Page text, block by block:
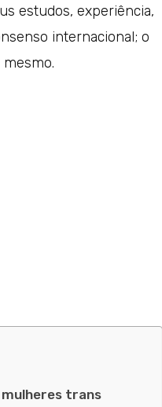
estudos, experiência,
internacional; o
trans